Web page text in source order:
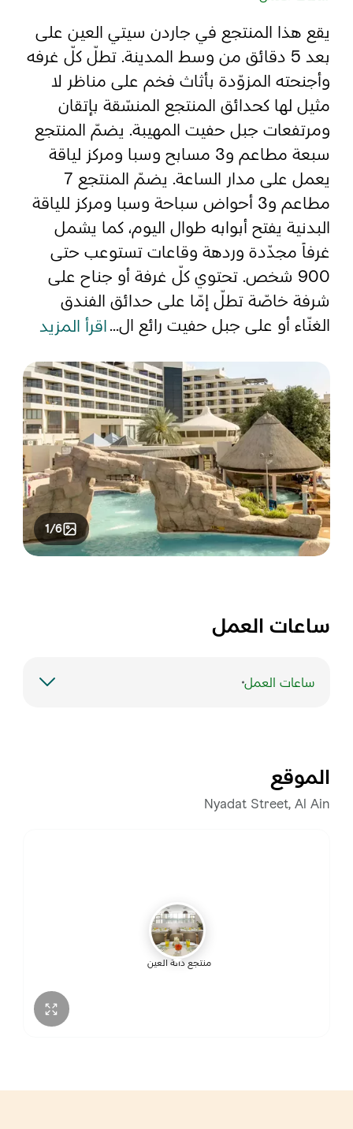
رسم خريطة
أبو ظبي
منطقة العين
منطقة الظفرة
دائرة الثقافة والسياحة - أبوظبي
مركز أبوظبي الوطني للمعارض والمؤتمرات
يقع هذا المنتجع في جاردن سيتي العين على
بعد 5 دقائق من وسط المدينة. تطلّ كلّ غرفه
وأجنحته المزوّدة بأثاث فخم على مناظر لا
مثيل لها كحدائق المنتجع المنسّقة بإتقان
ومرتفعات جبل حفيت المهيبة. يضمّ المنتجع
سبعة مطاعم و3 مسابح وسبا ومركز لياقة
يعمل على مدار الساعة. يضمّ المنتجع 7
مطاعم و3 أحواض سباحة وسبا ومركز للياقة
البدنية يفتح أبوابه طوال اليوم، كما يشمل
غرفاً مجدّدة وردهة وقاعات تستوعب حتى
900 شخص. تحتوي كلّ غرفة أو جناح على
شرفة خاصّة تطلّ إمّا على حدائق الفندق
الغنّاء أو على جبل حفيت رائع ال...اقرأ المزيد
1/6
ساعات العمل
ساعات العمل
الاثنين
نعمل على مدار 24 ساعة
الموقع
Nyadat Street, Al Ain
منتجع دانة العين